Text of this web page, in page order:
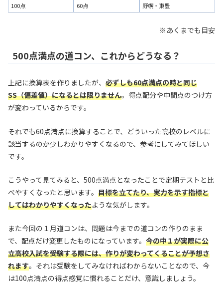
100点
60点 野幌・東豊
※あくまでも目安
500点満点の道コン、これからどうなる？
上記に換算表を作りましたが、 必ずしも60点満点の時と同じ
SS（偏差値）になるとは限りません。得点配分や中間点のつけ方
が変わっているからです。
それでも60点満点に換算することで、どういった高校のレベルに
該当するのか少しわかりやすくなるので、参考にしてみてほしい
です。
こうやって見てみると、500点満点となったことで定期テストと比
べやすくなったと思います。 目標を立てたり、実力を示す指標と
してはわかりやすくなったような気がします。
また今回の１月道コンは、問題は今までの道コンの作りのまま
で、配点だけ変更したものになっています。 今の中１が実際に公
立高校入試を受験する際には、作りが変わってくることが予想さ
れます。それは受験をしてみなければわからないことなので、今
は100点満点の得点感覚に慣れることだけ、意識しましょう。